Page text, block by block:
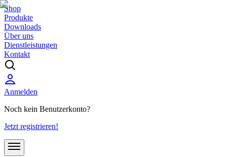
Shop
Produkte
Downloads
Über uns
Dienstleistungen
Kontakt
Anmelden
Noch kein Benutzerkonto?
Jetzt registrieren!